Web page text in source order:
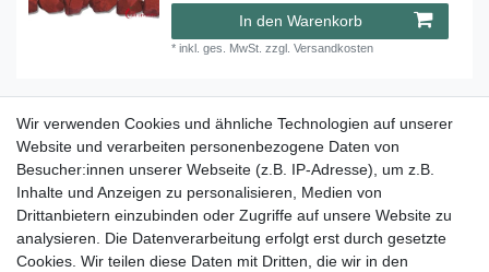
In den Warenkorb
*inkl. ges. MwSt. zzgl.Versandkosten
Strang Zylinder (gedreht) Jaspis rot 20 x 10 mm
19,45 € *
In den Warenkorb
*inkl. ges. MwSt. zzgl.Versandkosten
Wir verwenden Cookies und ähnliche Technologien auf unserer
Website und verarbeiten personenbezogene Daten von
Besucher:innen unserer Webseite (z.B. IP-Adresse), um z.B.
Inhalte und Anzeigen zu personalisieren, Medien von
Drittanbietern einzubinden oder Zugriffe auf unsere Website zu
analysieren. Die Datenverarbeitung erfolgt erst durch gesetzte
Cookies. Wir teilen diese Daten mit Dritten, die wir in den